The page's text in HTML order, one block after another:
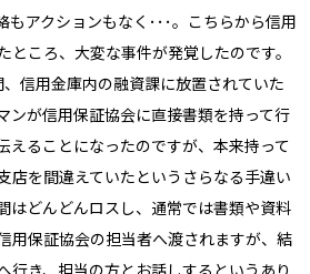
もアクションもなく･･･。こちらから信用
ころ、大変な事件が発覚したのです。
信用金庫内の融資課に放置されていた
ンが信用保証協会に直接書類を持って行
えることになったのですが、本来持って
店を間違えていたというさらなる手違い
はどんどんロスし、通常では書類や資料
用保証協会の担当者へ渡されますが、結